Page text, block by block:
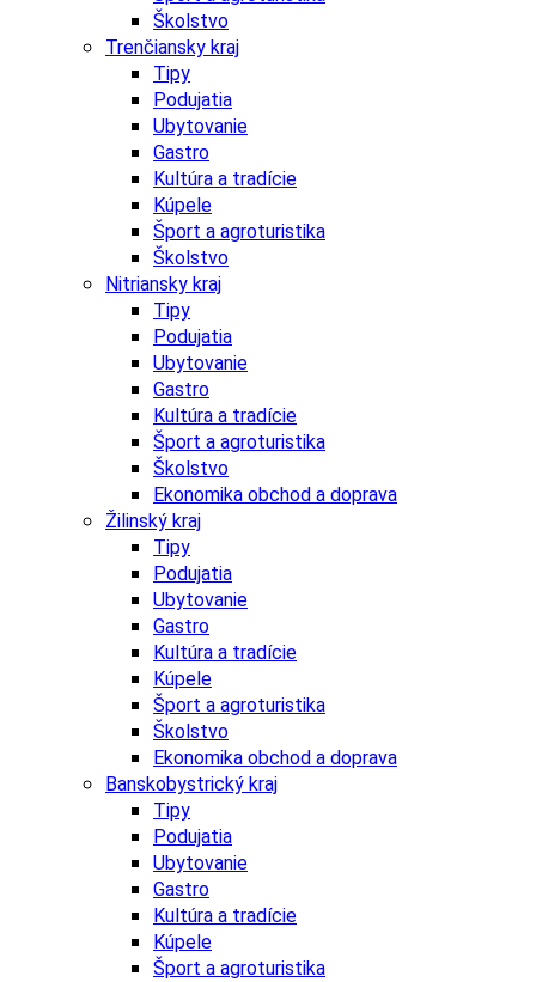
Školstvo
Trenčiansky kraj
Tipy
Podujatia
Ubytovanie
Gastro
Kultúra a tradície
Kúpele
Šport a agroturistika
Školstvo
Nitriansky kraj
Tipy
Podujatia
Ubytovanie
Gastro
Kultúra a tradície
Šport a agroturistika
Školstvo
Ekonomika obchod a doprava
Žilinský kraj
Tipy
Podujatia
Ubytovanie
Gastro
Kultúra a tradície
Kúpele
Šport a agroturistika
Školstvo
Ekonomika obchod a doprava
Banskobystrický kraj
Tipy
Podujatia
Ubytovanie
Gastro
Kultúra a tradície
Kúpele
Šport a agroturistika